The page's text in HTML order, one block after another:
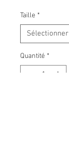
Taille *
Quantité *